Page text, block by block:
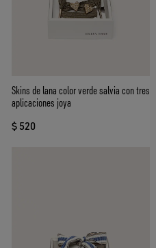
Skins de lana color verde salvia con tres
aplicaciones joya
$ 520